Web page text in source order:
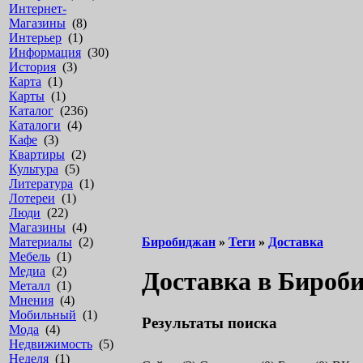
Интернет-
Магазины (8)
Интерьер (1)
Информация (30)
История (3)
Карта (1)
Карты (1)
Каталог (236)
Каталоги (4)
Кафе (3)
Квартиры (2)
Культура (5)
Литература (1)
Лотереи (1)
Люди (22)
Магазины (4)
Материалы (2)
Мебель (1)
Медиа (2)
Металл (1)
Мнения (4)
Мобильный (1)
Мода (4)
Недвижимость (5)
Неделя (1)
Биробиджан » Теги » Доставка
Доставка в
Результаты поиска